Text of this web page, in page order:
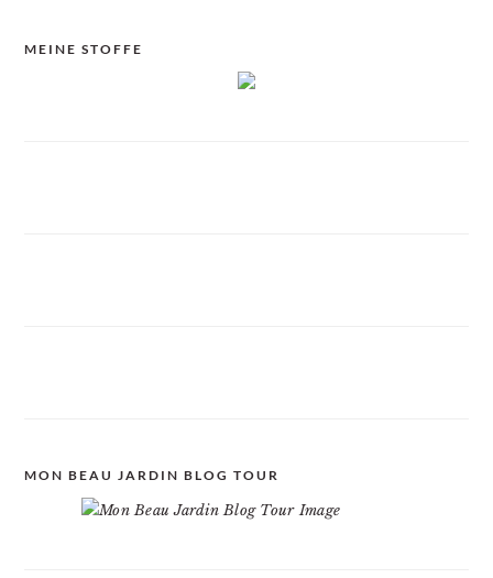
MEINE STOFFE
MON BEAU JARDIN BLOG TOUR